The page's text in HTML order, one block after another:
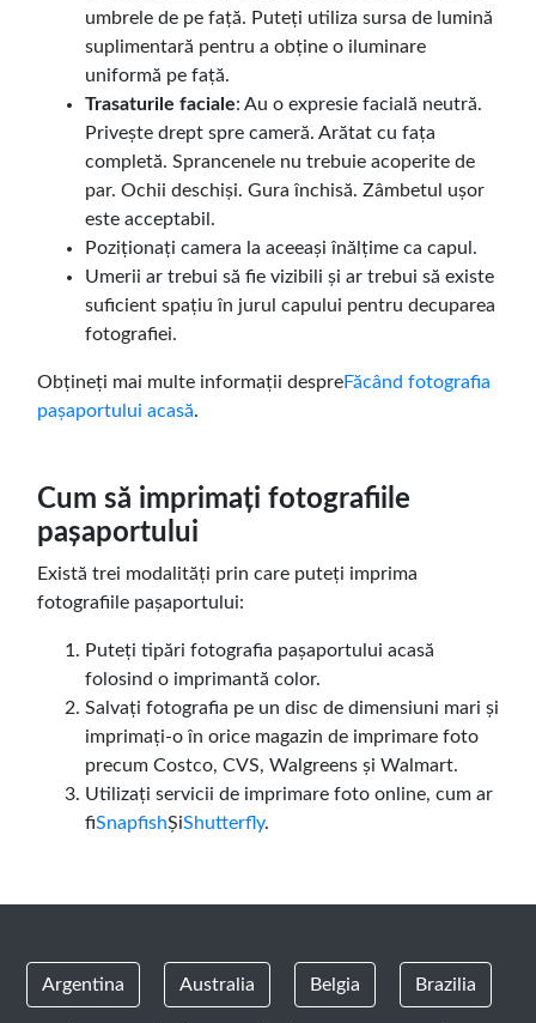
umbrele de pe față. Puteți utiliza sursa de lumină
suplimentară pentru a obține o iluminare
uniformă pe față.
Trasaturile faciale: Au o expresie facială neutră.
Privește drept spre cameră. Arătat cu fața
completă. Sprancenele nu trebuie acoperite de
par. Ochii deschiși. Gura închisă. Zâmbetul ușor
este acceptabil.
Poziționați camera la aceeași înălțime ca capul.
Umerii ar trebui să fie vizibili și ar trebui să existe
suficient spațiu în jurul capului pentru decuparea
fotografiei.
Obțineți mai multe informații despreFăcând fotografia
pașaportului acasă.
Cum să imprimați fotografiile
pașaportului
Există trei modalități prin care puteți imprima
fotografiile pașaportului:
Puteți tipări fotografia pașaportului acasă
folosind o imprimantă color.
Salvați fotografia pe un disc de dimensiuni mari și
imprimați-o în orice magazin de imprimare foto
precum Costco, CVS, Walgreens și Walmart.
Utilizați servicii de imprimare foto online, cum ar
fiSnapfishȘiShutterfly.
Argentina Australia Belgia Brazilia